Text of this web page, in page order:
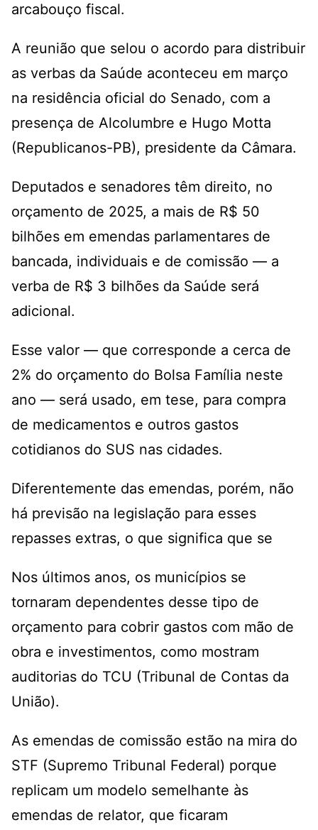
arcabouço fiscal.
A reunião que selou o acordo para distribuir
as verbas da Saúde aconteceu em março
na residência oficial do Senado, com a
presença de Alcolumbre e Hugo Motta
(Republicanos-PB), presidente da Câmara.
Deputados e senadores têm direito, no
orçamento de 2025, a mais de R$ 50
bilhões em emendas parlamentares de
bancada, individuais e de comissão — a
verba de R$ 3 bilhões da Saúde será
adicional.
Esse valor — que corresponde a cerca de
2% do orçamento do Bolsa Família neste
ano — será usado, em tese, para compra
de medicamentos e outros gastos
cotidianos do SUS nas cidades.
Diferentemente das emendas, porém, não
há previsão na legislação para esses
repasses extras, o que significa que se
Nos últimos anos, os municípios se
tornaram dependentes desse tipo de
orçamento para cobrir gastos com mão de
obra e investimentos, como mostram
auditorias do TCU (Tribunal de Contas da
União).
As emendas de comissão estão na mira do
STF (Supremo Tribunal Federal) porque
replicam um modelo semelhante às
emendas de relator, que ficaram